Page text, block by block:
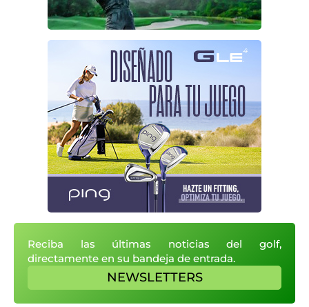
Reciba las últimas noticias del golf,
directamente en su bandeja de entrada.
NEWSLETTERS